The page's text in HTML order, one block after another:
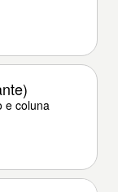
e coluna